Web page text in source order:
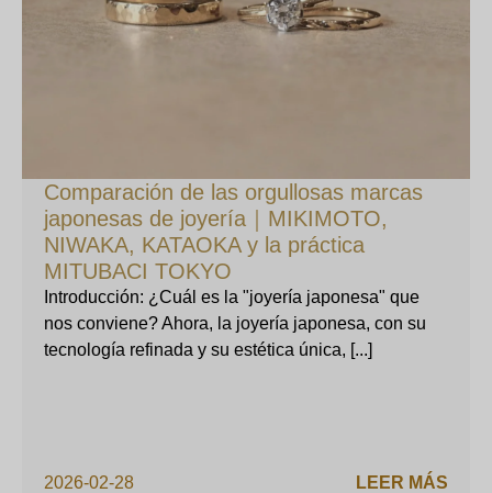
Comparación de las orgullosas marcas
japonesas de joyería｜MIKIMOTO,
NIWAKA, KATAOKA y la práctica
MITUBACI TOKYO
2026-02-28
Introducción: ¿Cuál es la "joyería japonesa" que
nos conviene? Ahora, la joyería japonesa, con su
tecnología refinada y su estética única, [...]
LEER MÁS